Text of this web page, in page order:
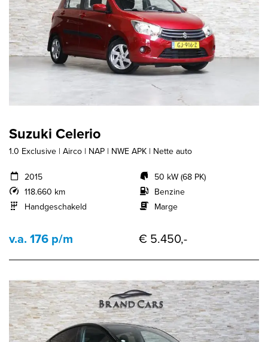
Suzuki Celerio
1.0 Exclusive | Airco | NAP | NWE APK | Nette auto
2015
118.660 km
Handgeschakeld
50 kW (68 PK)
Benzine
Marge
v.a. 176 p/m € 5.450,-